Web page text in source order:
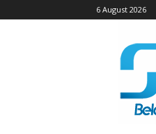
6 August 2026